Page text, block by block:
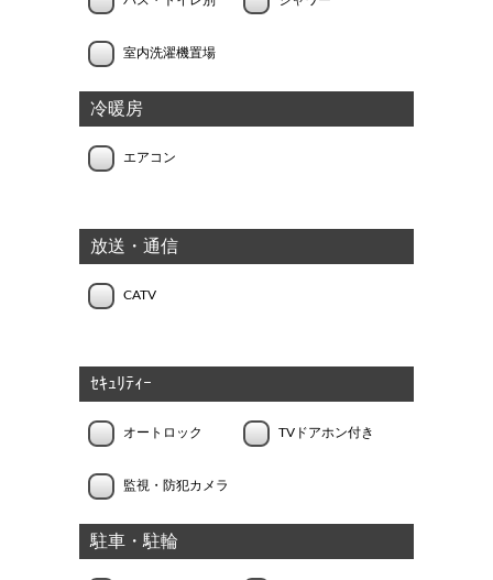
室内洗濯機置場
冷暖房
エアコン
放送・通信
CATV
ｾｷｭﾘﾃｨｰ
オートロック TVドアホン付き
監視・防犯カメラ
駐車・駐輪